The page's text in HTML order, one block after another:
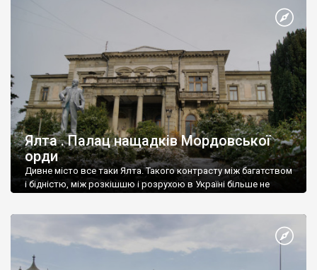
Ялта . Палац нащадків Мордовської
орди
Дивне місто все таки Ялта. Такого контрасту між багатством
і бідністю, між розкішшю і розрухою в Україні більше не